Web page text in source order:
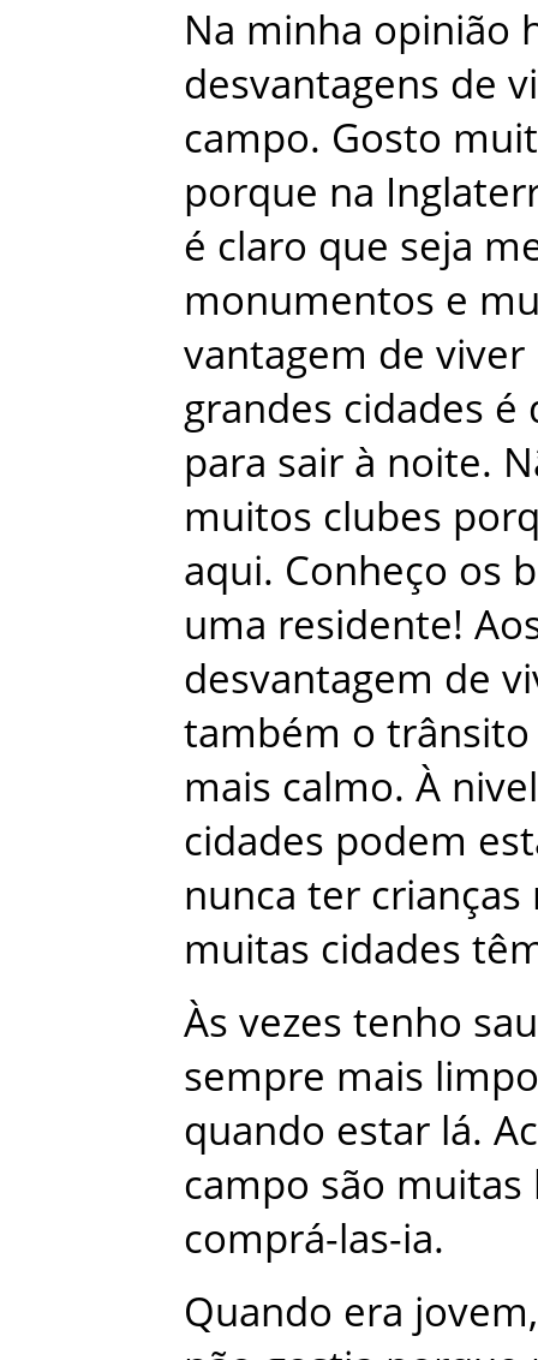
Na minha opinião
desvantagens de
campo. Gosto
porque na
é claro que seja
monumentos e
vantagem de viver
grandes cidades é
para sair à noite.
muitos clubes
aqui. Conheço os
uma residente!
desvantagem de
também o trânsito
mais calmo. À nivel
cidades podem
nunca ter crianças
muitas cidades
Às vezes tenho
sempre mais limpo
quando estar lá.
campo são muitas
comprá-las-ia.
Quando era jovem,